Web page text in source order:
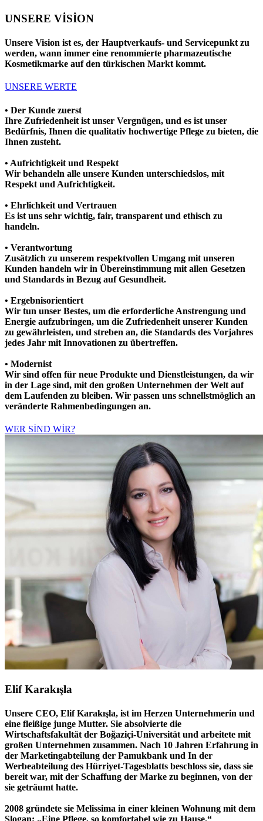
UNSERE VİSİON
Unsere Vision ist es, der Hauptverkaufs- und Servicepunkt zu
werden, wann immer eine renommierte pharmazeutische
Kosmetikmarke auf den türkischen Markt kommt.
UNSERE WERTE
• Der Kunde zuerst
Ihre Zufriedenheit ist unser Vergnügen, und es ist unser
Bedürfnis, Ihnen die qualitativ hochwertige Pflege zu bieten, die
Ihnen zusteht.
• Aufrichtigkeit und Respekt
Wir behandeln alle unsere Kunden unterschiedslos, mit
Respekt und Aufrichtigkeit.
• Ehrlichkeit und Vertrauen
Es ist uns sehr wichtig, fair, transparent und ethisch zu
handeln.
• Verantwortung
Zusätzlich zu unserem respektvollen Umgang mit unseren
Kunden handeln wir in Übereinstimmung mit allen Gesetzen
und Standards in Bezug auf Gesundheit.
• Ergebnisorientiert
Wir tun unser Bestes, um die erforderliche Anstrengung und
Energie aufzubringen, um die Zufriedenheit unserer Kunden
zu gewährleisten, und streben an, die Standards des Vorjahres
jedes Jahr mit Innovationen zu übertreffen.
• Modernist
Wir sind offen für neue Produkte und Dienstleistungen, da wir
in der Lage sind, mit den großen Unternehmen der Welt auf
dem Laufenden zu bleiben. Wir passen uns schnellstmöglich an
veränderte Rahmenbedingungen an.
WER SİND WİR?
Elif Karakışla
Unsere CEO, Elif Karakışla, ist im Herzen Unternehmerin und
eine fleißige junge Mutter. Sie absolvierte die
Wirtschaftsfakultät der Boğaziçi-Universität und arbeitete mit
großen Unternehmen zusammen. Nach 10 Jahren Erfahrung in
der Marketingabteilung der Pamukbank und In der
Werbeabteilung des Hürriyet-Tagesblatts beschloss sie, dass sie
bereit war, mit der Schaffung der Marke zu beginnen, von der
sie geträumt hatte.
2008 gründete sie Melissima in einer kleinen Wohnung mit dem
Slogan; „Eine Pflege, so komfortabel wie zu Hause.“